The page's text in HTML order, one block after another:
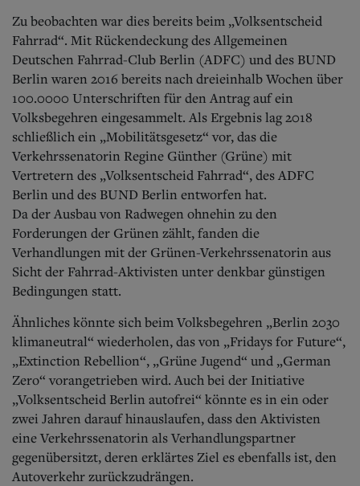
Archiv
Mediadaten
Kontakt
Impressum
Datenschutz
Zu beobachten war dies bereits beim „Volksentscheid
Fahrrad“. Mit Rückendeckung des Allgemeinen
Deutschen Fahrrad-Club Berlin (ADFC) und des BUND
Berlin waren 2016 bereits nach dreieinhalb Wochen über
100.0000 Unterschriften für den Antrag auf ein
Volksbegehren eingesammelt. Als Ergebnis lag 2018
schließlich ein „Mobilitätsgesetz“ vor, das die
Verkehrssenatorin Regine Günther (Grüne) mit
Vertretern des „Volksentscheid Fahrrad“, des ADFC
Berlin und des BUND Berlin entworfen hat.
Da der Ausbau von Radwegen ohnehin zu den
Forderungen der Grünen zählt, fanden die
Verhandlungen mit der Grünen-Verkehrssenatorin aus
Sicht der Fahrrad-Aktivisten unter denkbar günstigen
Bedingungen statt.
Ähnliches könnte sich beim Volksbegehren „Berlin 2030
klimaneutral“ wiederholen, das von „Fridays for Future“,
„Extinction Rebellion“, „Grüne Jugend“ und „German
Zero“ vorangetrieben wird. Auch bei der Initiative
„Volksentscheid Berlin autofrei“ könnte es in ein oder
zwei Jahren darauf hinauslaufen, dass den Aktivisten
eine Verkehrssenatorin als Verhandlungspartner
gegenübersitzt, deren erklärtes Ziel es ebenfalls ist, den
Autoverkehr zurückzudrängen.